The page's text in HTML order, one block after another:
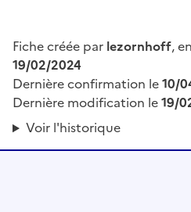
Fiche créée par lezornhoff,
19/02/2024
Dernière confirmation le10/
Dernière modification le19/
Voir l'historique